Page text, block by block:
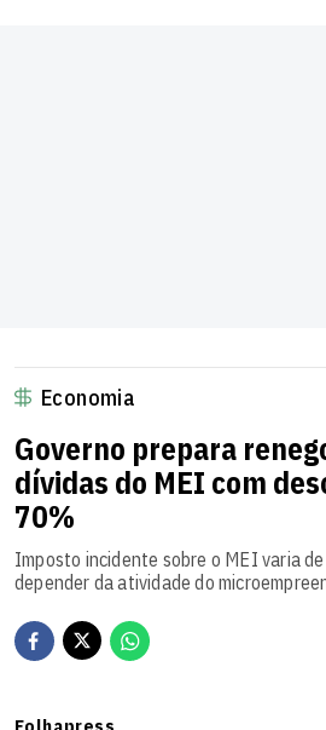
Economia
Governo prepara
dívidas do MEI com
70%
Imposto incidente sobre o MEI varia
depender da atividade do
Folhapress